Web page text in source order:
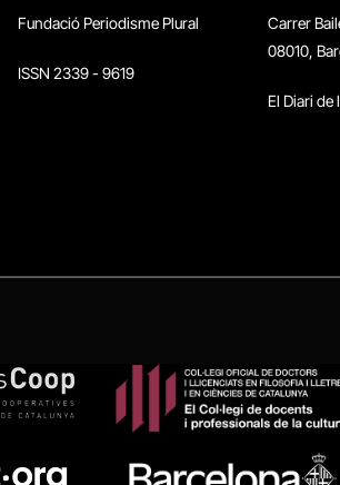
Fundació Periodisme Plural
ISSN 2339 - 9619
Carrer
08010,
El Diari de